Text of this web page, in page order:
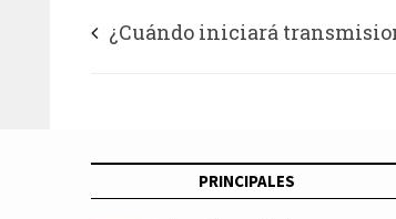
¿Cuándo iniciará
PRINCIPALES